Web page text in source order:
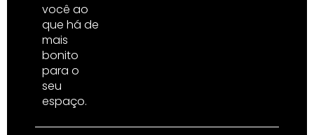
você ao
que há de
mais
bonito
para o
seu
espaço.